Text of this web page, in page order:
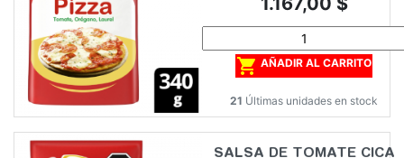
 AÑADIR AL CARRITO
21 Últimas unidades en stock
SALSA DE TOMATE CICA